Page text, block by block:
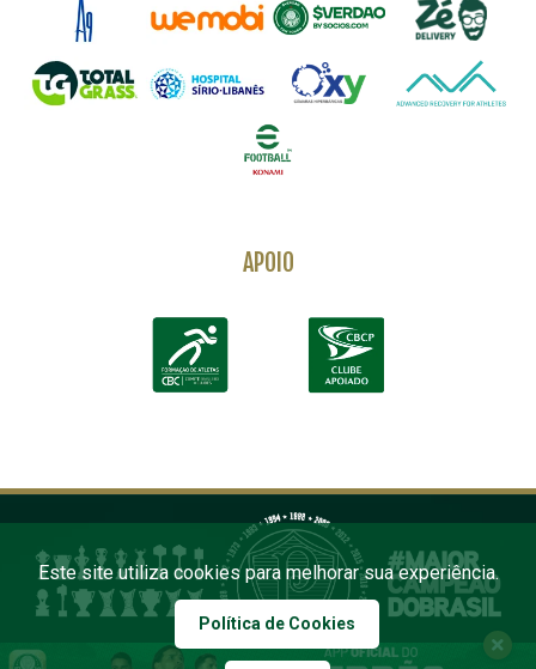
APOIO
Este site utiliza cookies para melhorar sua experiência.
Política de Cookies